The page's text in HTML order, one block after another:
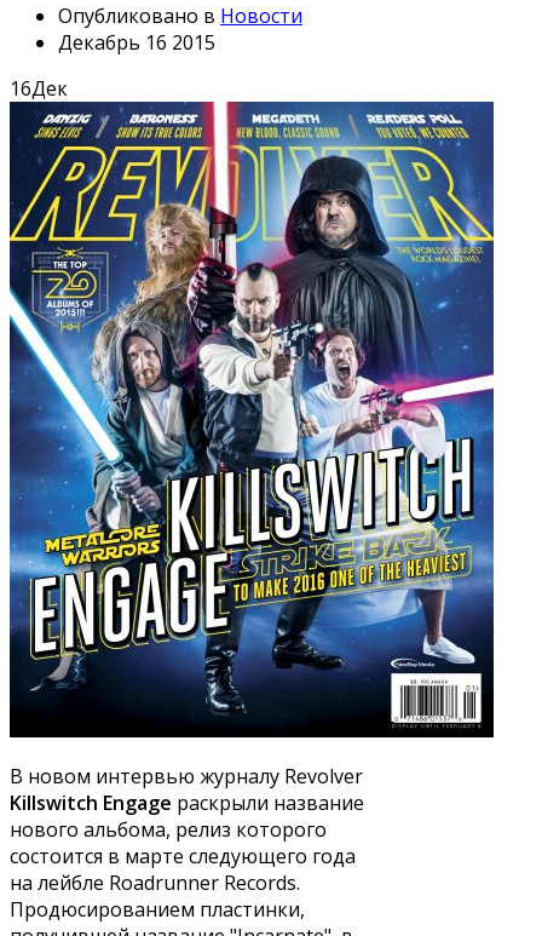
Опубликовано в Новости
Декабрь 16 2015
16Дек
В новом интервью журналу Revolver
Killswitch Engage раскрыли название
нового альбома, релиз которого
состоится в марте следующего года
на лейбле Roadrunner Records.
Продюсированием пластинки,